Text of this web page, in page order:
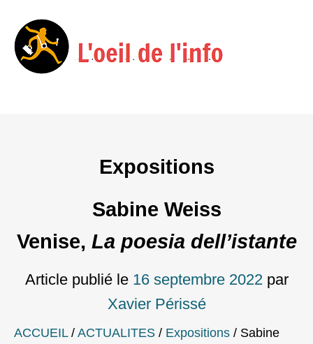
Expositions
Sabine Weiss
Venise, La poesia dell’istante
Article publié le 16 septembre 2022 par
Xavier Périssé
ACCUEIL/ ACTUALITES / Expositions / Sabine